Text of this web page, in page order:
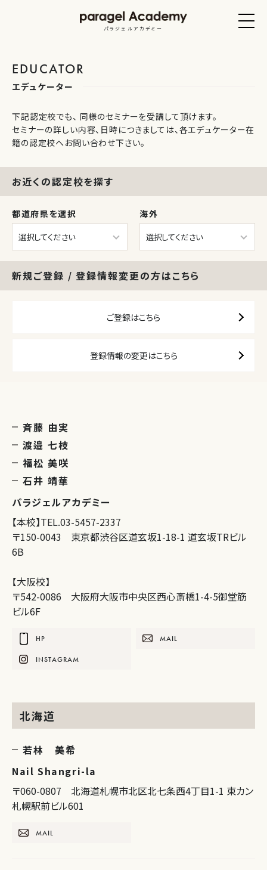
パラジェルアカデミー
EDUCATOR
エデュケーター
下記認定校でも、 同様のセミナーを受講して頂けます。
セミナーの詳しい内容、日時につきましては、各エデュケーター在
籍の認定校へお問い合わせ下さい。
お近くの認定校を探す
都道府県を選択 海外
新規ご登録 / 登録情報変更の方はこちら
ご登録はこちら
登録情報の変更はこちら
斉藤 由実
渡邉 七枝
福松 美咲
石井 靖華
パラジェルアカデミー
【本校】TEL.03-5457-2337
〒150-0043 東京都渋谷区道玄坂1-18-1 道玄坂TRビル
6B
【大阪校】
〒542-0086 大阪府大阪市中央区西心斎橋1-4-5御堂筋
ビル6F
HP MAIL
INSTAGRAM
北海道
若林 美希
Nail Shangri-la
〒060-0807 北海道札幌市北区北七条西4丁目1-1 東カン
札幌駅前ビル601
MAIL